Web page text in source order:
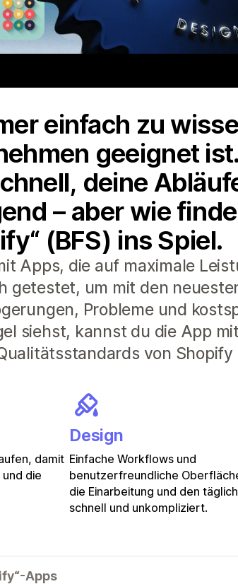
einfach zu
geeignet
deine
– aber wie
(BFS) ins Spiel.
Apps, die auf maximale
getestet, um mit den
Probleme und
siehst, kannst du die App
von Shopify
damit
die
Design
Einfache Workflows und
benutzerfreundliche
die Einarbeitung und den
schnell und unkompliziert.
Apps